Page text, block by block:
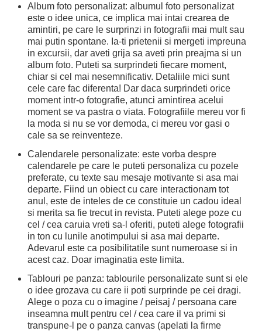
Album foto personalizat: albumul foto personalizat
este o idee unica, ce implica mai intai crearea de
amintiri, pe care le surprinzi in fotografii mai mult sau
mai putin spontane. Ia-ti prietenii si mergeti impreuna
in excursii, dar aveti grija sa aveti prin preajma si un
album foto. Puteti sa surprindeti fiecare moment,
chiar si cel mai nesemnificativ. Detaliile mici sunt
cele care fac diferenta! Dar daca surprindeti orice
moment intr-o fotografie, atunci amintirea acelui
moment se va pastra o viata. Fotografiile mereu vor fi
la moda si nu se vor demoda, ci mereu vor gasi o
cale sa se reinventeze.
Calendarele personalizate: este vorba despre
calendarele pe care le puteti personaliza cu pozele
preferate, cu texte sau mesaje motivante si asa mai
departe. Fiind un obiect cu care interactionam tot
anul, este de inteles de ce constituie un cadou ideal
si merita sa fie trecut in revista. Puteti alege poze cu
cel / cea caruia vreti sa-l oferiti, puteti alege fotografii
in ton cu lunile anotimpului si asa mai departe.
Adevarul este ca posibilitatile sunt numeroase si in
acest caz. Doar imaginatia este limita.
Tablouri pe panza: tablourile personalizate sunt si ele
o idee grozava cu care ii poti surprinde pe cei dragi.
Alege o poza cu o imagine / peisaj / persoana care
inseamna mult pentru cel / cea care il va primi si
transpune-l pe o panza canvas (apelati la firme